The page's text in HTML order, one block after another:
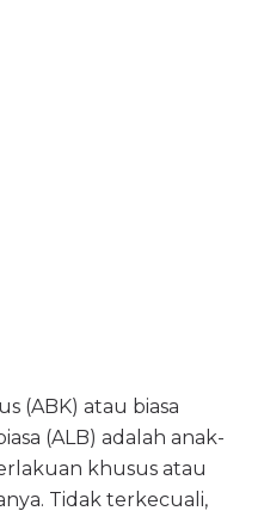
(ABK) atau biasa
(ALB) adalah anak-
khusus atau
Tidak terkecuali,